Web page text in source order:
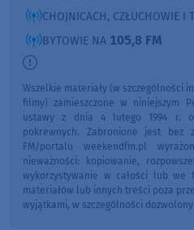
CHOJNICACH, CZŁUCHOWIE I
BYTOWIE NA 105,8 FM
Wszelkie materiały (w szczególności
filmy) zamieszczone w niniejszym
ustawy z dnia 4 lutego 1994 r.
pokrewnych. Zabronione jest bez
FM/portalu weekendfm.pl
nieważności: kopiowanie,
wykorzystywanie w całości lub we
materiałów lub innych treści poza
wyjątkami, w szczególności